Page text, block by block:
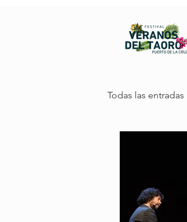
Todas las entradas
Sostenibilidad